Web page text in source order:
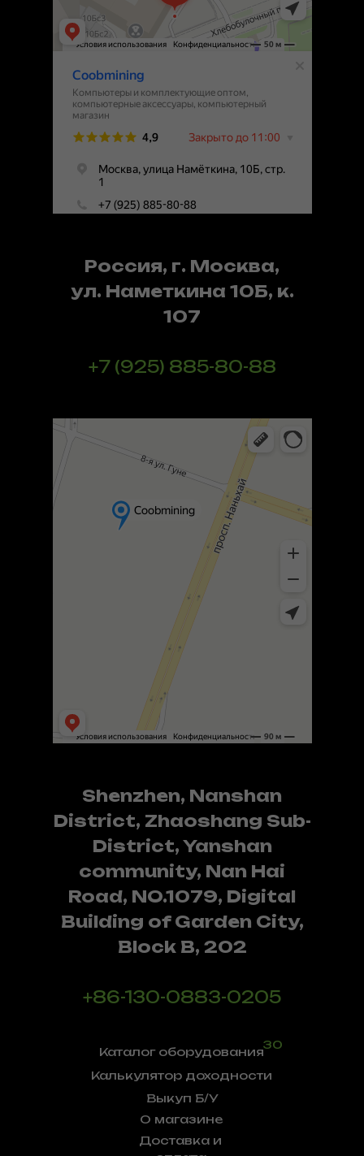
О магазине
Калькулятор доходности
Выкуп Б/У
Доставка и
Каталог оборудования
30
Шэньчжэнь
Яндекс Карты — транспорт, навигация, поиск мест
Россия, г. Москва,
ул. Наметкина 10Б, к.
107
+7 (925) 885-80-88
Shenzhen, Nanshan
District, Zhaoshang Sub-
District, Yanshan
community, Nan Hai
Road, NO.1079, Digital
Building of Garden City,
Block B, 202
+86-130-0883-0205